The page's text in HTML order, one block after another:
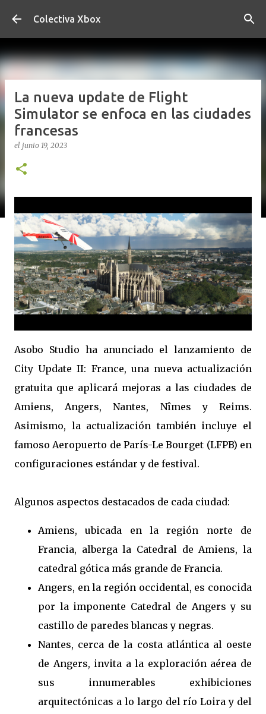
Ir al contenido principal
Colectiva Xbox
La nueva update de Flight
Simulator se enfoca en las ciudades
francesas
el junio 19, 2023
Asobo Studio ha anunciado el lanzamiento de
City Update II: France, una nueva actualización
gratuita que aplicará mejoras a las ciudades de
Amiens, Angers, Nantes, Nîmes y Reims.
Asimismo, la actualización también incluye el
famoso Aeropuerto de París-Le Bourget (LFPB) en
configuraciones estándar y de festival.
Algunos aspectos destacados de cada ciudad:
Amiens, ubicada en la región norte de
Francia, alberga la Catedral de Amiens, la
catedral gótica más grande de Francia.
Angers, en la región occidental, es conocida
por la imponente Catedral de Angers y su
castillo de paredes blancas y negras.
Nantes, cerca de la costa atlántica al oeste
de Angers, invita a la exploración aérea de
sus innumerables exhibiciones
arquitectónicas a lo largo del río Loira y del